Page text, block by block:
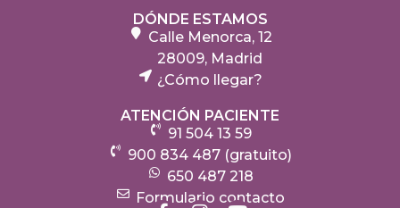
DÓNDE ESTAMOS
Calle Menorca, 12
28009, Madrid
¿Cómo llegar?
ATENCIÓN PACIENTE
91 504 13 59
900 834 487 (gratuito)
650 487 218
Formulario contacto